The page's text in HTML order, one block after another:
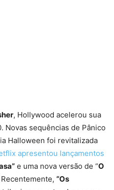
, Hollywood acelerou sua
Novas sequências de Pânico
Halloween foi revitalizada
apresentou lançamentos
e uma nova versão de “O
Recentemente, “Os